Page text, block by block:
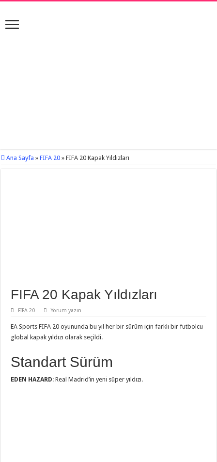
Ana Sayfa » FIFA 20 » FIFA 20 Kapak Yıldızları
FIFA 20 Kapak Yıldızları
FIFA 20 Yorum yazın
EA Sports FIFA 20 oyununda bu yıl her bir sürüm için farklı bir futbolcu
global kapak yıldızı olarak seçildi.
Standart Sürüm
EDEN HAZARD: Real Madrid’in yeni süper yıldızı.